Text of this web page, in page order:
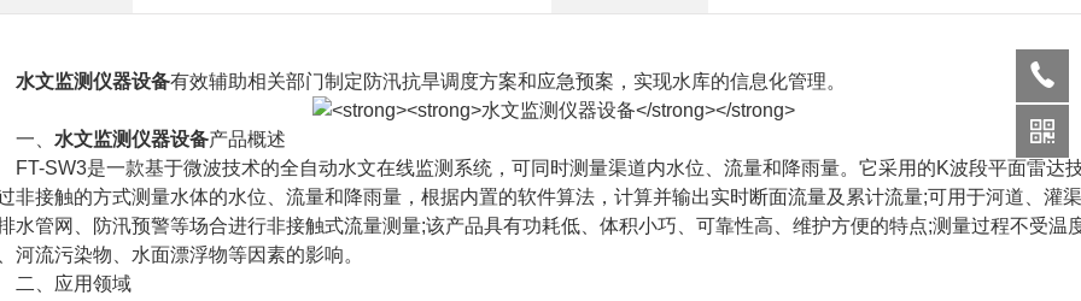
水文监测仪器设备有效辅助相关部门制定防汛抗旱调度方案和应急预案，实现水库的信息化管理。
、 水文监测仪器设备产品概述
SW3是一款基于微波技术的全自动水文在线监测系统，可同时测量渠道内水位、流量和降雨量。它采用的K波段平面雷达
非接触的方式测量水体的水位、流量和降雨量，根据内置的软件算法，计算并输出实时断面流量及累计流量;可用于河道、灌
水管网、防汛预警等场合进行非接触式流量测量;该产品具有功耗低、体积小巧、可靠性高、维护方便的特点;测量过程不受温
河流污染物、水面漂浮物等因素的影响。
应用领域